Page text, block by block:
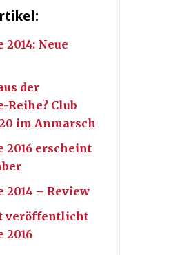
2014: Neue
der
Reihe? Club
im Anmarsch
2016 erscheint
2014 – Review
veröffentlicht
2016